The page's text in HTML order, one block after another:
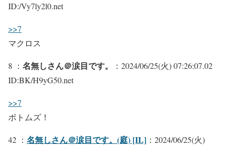
ID:/Vy7ly2l0.net
>>7
マクロス
8 ： 名無しさん＠涙目です。
：2024/06/25(火) 07:26:07.02
ID:BK/H9yG50.net
>>7
ボトムズ！
42 ： 名無しさん＠涙目です。(庭) [IL] ：2024/06/25(火)